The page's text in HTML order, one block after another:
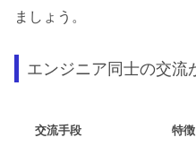
ましょう。
エンジニア同士の交流
交流手段 特徴